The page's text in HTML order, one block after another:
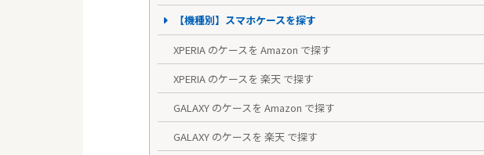
【機種別】スマホケースを探す
XPERIA のケースを Amazon で探す
XPERIA のケースを 楽天 で探す
GALAXY のケースを Amazon で探す
GALAXY のケースを 楽天 で探す